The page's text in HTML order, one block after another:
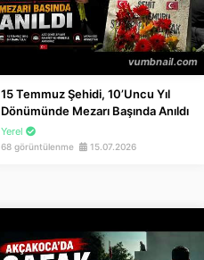
15 Temmuz Şehidi, 10’uncu Yıl
Dönümünde Mezarı Başında Anıldı
Yerel
68 görüntülenme 15.07.2026